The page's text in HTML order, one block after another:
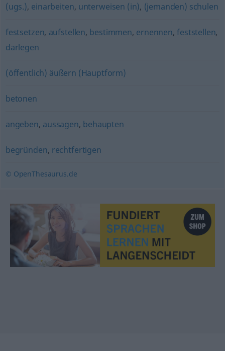
(ugs.), einarbeiten, unterweisen (in), (jemanden) schulen
festsetzen, aufstellen, bestimmen, ernennen,feststellen,
darlegen
(öffentlich) äußern (Hauptform)
betonen
angeben, aussagen, behaupten
begründen, rechtfertigen
© OpenThesaurus.de